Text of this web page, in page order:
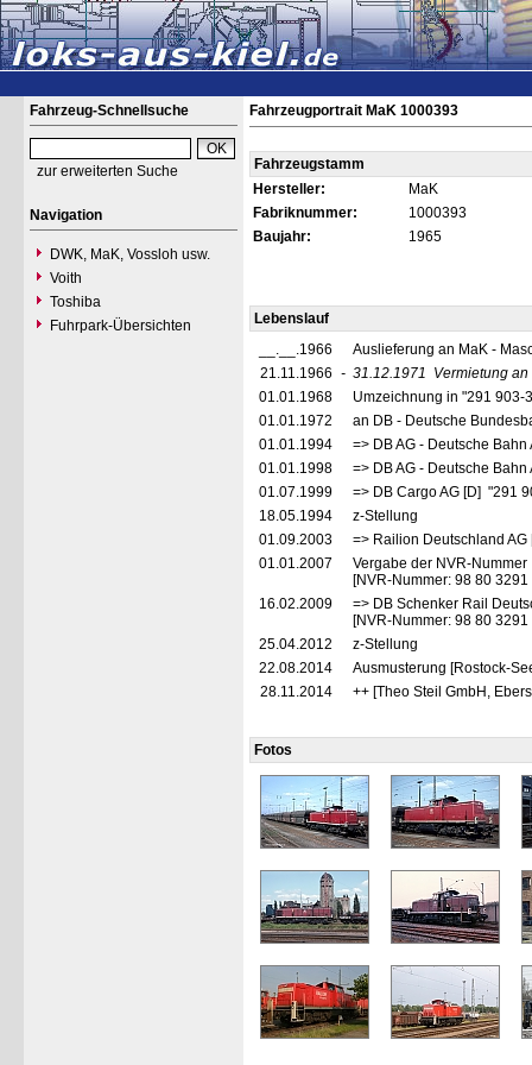
Fahrzeug-Schnellsuche
zur erweiterten Suche
Navigation
DWK, MaK, Vossloh usw.
Voith
Toshiba
Fuhrpark-Übersichten
Fahrzeugportrait MaK 1000393
Fahrzeugstamm
Hersteller:
MaK
Fabriknummer:
1000393
Baujahr:
1965
Lebenslauf
__.__.1966
Auslieferung an MaK -
21.11.1966 - 31.12.1971 Vermietung
01.01.1968
Umzeichnung in "291 903-
01.01.1972
an DB - Deutsche
01.01.1994
=> DB AG - Deutsche
01.01.1998
=> DB AG - Deutsche
01.07.1999
=> DB Cargo AG [D] "291
18.05.1994
z-Stellung
01.09.2003
=> Railion Deutschland
01.01.2007
Vergabe der NVR-Nummer
[NVR-Nummer: 98 80
16.02.2009
=> DB Schenker Rail
[NVR-Nummer: 98 80
25.04.2012
z-Stellung
22.08.2014
Ausmusterung [Rostock-
28.11.2014
++ [Theo Steil GmbH,
Fotos